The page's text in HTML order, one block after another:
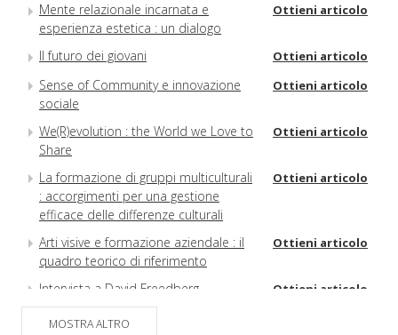
Mente relazionale incarnata e
esperienza estetica : un dialogo
Ottieni articolo
Il futuro dei giovani Ottieni articolo
Sense of Community e innovazione
sociale
Ottieni articolo
We(R)evolution : the World we Love to
Share
Ottieni articolo
La formazione di gruppi multiculturali
: accorgimenti per una gestione
efficace delle differenze culturali
Ottieni articolo
Arti visive e formazione aziendale : il
quadro teorico di riferimento
Ottieni articolo
Intervista a David Freedberg Ottieni articolo
Storie della P.A. e della formazione : 1
MOSTRA ALTRO